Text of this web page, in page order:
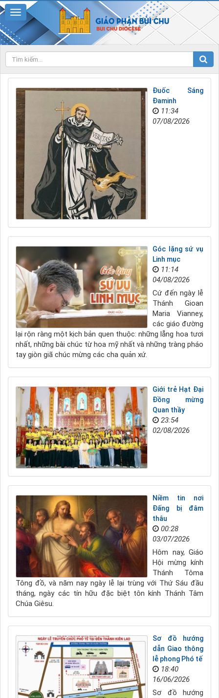
Đuốc Sáng
Đaminh
11:34
07/08/2026
Góc lặng sứ vụ
Linh mục
11:14
04/08/2026
Cứ đến ngày lễ
Thánh Gioan
Maria Vianney,
các giáo đường
lại rộn ràng một kịch bản quen thuộc: những lẵng hoa tươi
nhất, những bài chúc từ hoa mỹ nhất và những tràng pháo
tay giòn giã chúc mừng các cha quản xứ.
Giới trẻ Hạt Đại
Đồng mừng
Quan thầy
23:54
02/08/2026
Niềm tin nơi
Đấng bị đâm
thâu
00:28
03/07/2026
Hôm nay, Giáo
Hội mừng kính
Thánh Tôma
Tông đồ, và năm nay ngày lễ lại trùng với Thứ Sáu đầu
tháng, ngày các tín hữu đặc biệt tôn kính Thánh Tâm
Chúa Giêsu.
Sơ đồ hướng
dẫn Giao thông
lễ phong Phó tế
18:40
16/06/2026
Sơ đồ hướng